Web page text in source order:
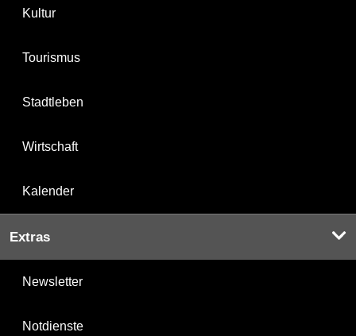
Kultur
Tourismus
Stadtleben
Wirtschaft
Kalender
Extras
Newsletter
Notdienste